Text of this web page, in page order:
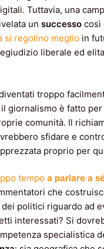
Tuttavia, una
un successo così
si regolino meglio in
liberale ed
troppo
giornalismo è fatto per
comunità. Il
sfidare e
proprio per
tempo a parlare a
che
politici riguardo ad
interessati? Si
specialistica